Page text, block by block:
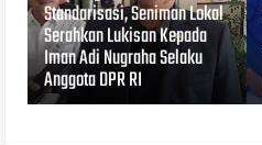
Standarisasi, Seniman Lokal
Serahkan Lukisan Kepada
Iman Adi Nugraha Selaku
Anggota DPR RI